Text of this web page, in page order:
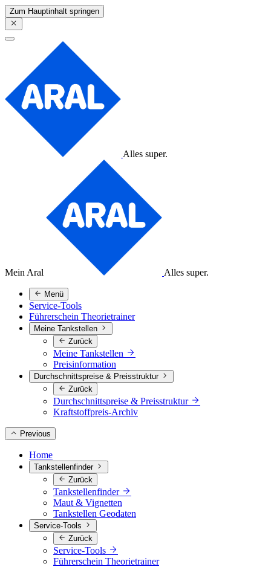
Zum Hauptinhalt springen
Alles super.
Mein Aral Alles super.
Menü
Service-Tools
Führerschein Theorietrainer
Meine Tankstellen
Zurück
Meine Tankstellen
Preisinformation
Durchschnittspreise & Preisstruktur
Zurück
Durchschnittspreise & Preisstruktur
Kraftstoffpreis-Archiv
Previous
Home
Tankstellenfinder
Zurück
Tankstellenfinder
Maut & Vignetten
Tankstellen Geodaten
Service-Tools
Zurück
Service-Tools
Führerschein Theorietrainer